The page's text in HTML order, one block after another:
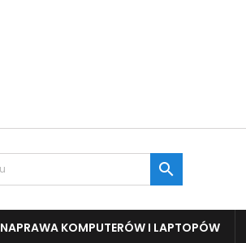

NAPRAWA KOMPUTERÓW I LAPTOPÓW